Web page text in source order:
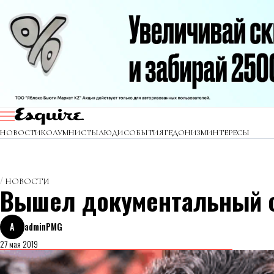
НОВОСТИКОЛУМНИСТЫЛЮДИСОБЫТИЯГЕДОНИЗМИНТЕРЕСЫ
НОВОСТИ
Вышел документальный
A
adminPMG
27 мая 2019